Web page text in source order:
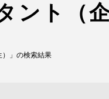
ント（
）」の検索結果